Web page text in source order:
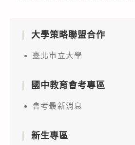
大學策略聯盟合作
臺北市立大學
國中教育會考專區
會考最新消息
新生專區